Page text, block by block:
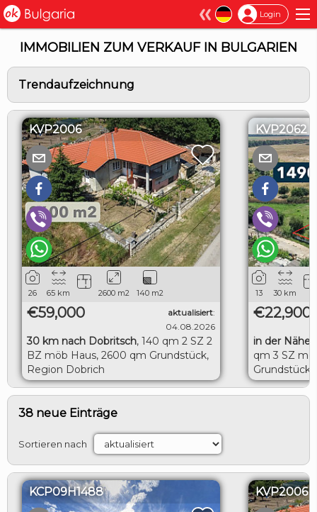
Login ×
IMMOBILIEN ZUM VERKAUF IN BULGARIEN
Trendaufzeichnung
KVP2006
26 65 km 2600 m2 140 m2
€59,000 aktualisiert:
04.08.2026
30 km nach Dobritsch, 140 qm 2 SZ 2
BZ möb Haus, 2600 qm Grundstück,
Region Dobrich
KVP2062
13 30 km
€22,900
in der Nähe
qm 3 SZ
Grundstück,
Toshevo
38 neue Einträge
Sortieren nach
KCP09H1488 KVP2006